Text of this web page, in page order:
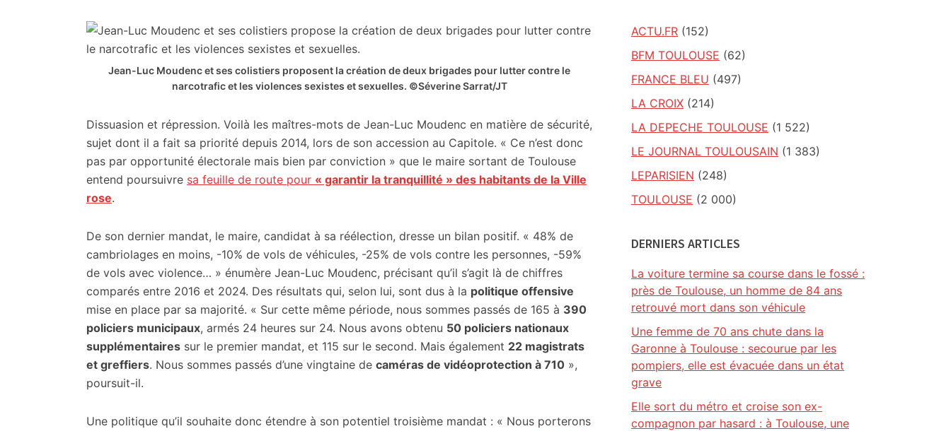
Jean-Luc Moudenc et ses colistiers proposent la création de deux brigades pour lutter contre le
narcotrafic et les violences sexistes et sexuelles. ©Séverine Sarrat/JT
Dissuasion et répression. Voilà les maîtres-mots de Jean-Luc Moudenc en matière de sécurité,
sujet dont il a fait sa priorité depuis 2014, lors de son accession au Capitole. « Ce n’est donc
pas par opportunité électorale mais bien par conviction » que le maire sortant de Toulouse
entend poursuivre sa feuille de route pour « garantir la tranquillité » des habitants de la Ville
rose.
De son dernier mandat, le maire, candidat à sa réélection, dresse un bilan positif. « 48% de
cambriolages en moins, -10% de vols de véhicules, -25% de vols contre les personnes, -59%
de vols avec violence… » énumère Jean-Luc Moudenc, précisant qu’il s’agit là de chiffres
comparés entre 2016 et 2024. Des résultats qui, selon lui, sont dus à la politique offensive
mise en place par sa majorité. « Sur cette même période, nous sommes passés de 165 à 390
policiers municipaux, armés 24 heures sur 24. Nous avons obtenu 50 policiers nationaux
supplémentaires sur le premier mandat, et 115 sur le second. Mais également 22 magistrats
et greffiers. Nous sommes passés d’une vingtaine de caméras de vidéoprotection à 710 »,
poursuit-il.
Une politique qu’il souhaite donc étendre à son potentiel troisième mandat : « Nous porterons
ACTU.FR (152)
BFM TOULOUSE (62)
FRANCE BLEU (497)
LA CROIX (214)
LA DEPECHE TOULOUSE (1 522)
LE JOURNAL TOULOUSAIN (1 383)
LEPARISIEN (248)
TOULOUSE (2 000)
DERNIERS ARTICLES
La voiture termine sa course dans le fossé :
près de Toulouse, un homme de 84 ans
retrouvé mort dans son véhicule
Une femme de 70 ans chute dans la
Garonne à Toulouse : secourue par les
pompiers, elle est évacuée dans un état
grave
Elle sort du métro et croise son ex-
compagnon par hasard : à Toulouse, une